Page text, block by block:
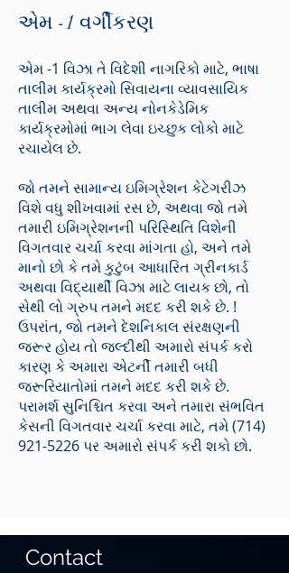
એમ -1 વર્ગીકરણ
એમ -1 વિઝા તે વિદેશી નાગરિકો માટે, ભાષા
તાલીમ કાર્યક્રમો સિવાયના વ્યાવસાયિક
તાલીમ અથવા અન્ય નોનકેડેમિક
કાર્યક્રમોમાં ભાગ લેવા ઇચ્છુક લોકો માટે
રચાયેલ છે.
જો તમને સામાન્ય ઇમિગ્રેશન કેટેગરીઝ
વિશે વધુ શીખવામાં રસ છે, અથવા જો તમે
તમારી ઇમિગ્રેશનની પરિસ્થિતિ વિશેની
વિગતવાર ચર્ચા કરવા માંગતા હો, અને તમે
માનો છો કે તમે કુટુંબ આધારિત ગ્રીનકાર્ડ
અથવા વિદ્યાર્થી વિઝા માટે લાયક છો, તો
સેથી લો ગ્રુપ તમને મદદ કરી શકે છે. !
ઉપરાંત, જો તમને દેશનિકાલ સંરક્ષણની
જરૂર હોય તો જલ્દીથી અમારો સંપર્ક કરો
કારણ કે અમારા એટર્ની તમારી બધી
જરૂરિયાતોમાં તમને મદદ કરી શકે છે.
પરામર્શ સુનિશ્ચિત કરવા અને તમારા સંભવિત
કેસની વિગતવાર ચર્ચા કરવા માટે, તમે(714)
921-5226પર અમારો સંપર્ક કરી શકો છો.
Contact